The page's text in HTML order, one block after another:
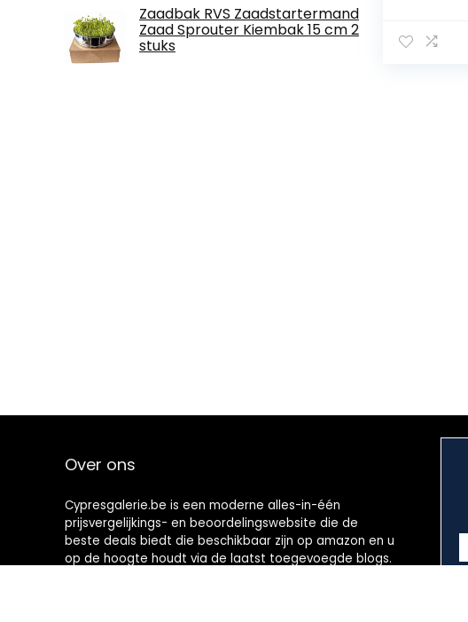
Zaadbak RVS Zaadstartermand
Zaad Sprouter Kiembak 15 cm 2
stuks
zaailingen,
Over ons
Cypresgalerie.be is een moderne alles-in-één
prijsvergelijkings- en beoordelingswebsite die de
beste deals biedt die beschikbaar zijn op amazon en u
op de hoogte houdt via de laatst toegevoegde blogs.